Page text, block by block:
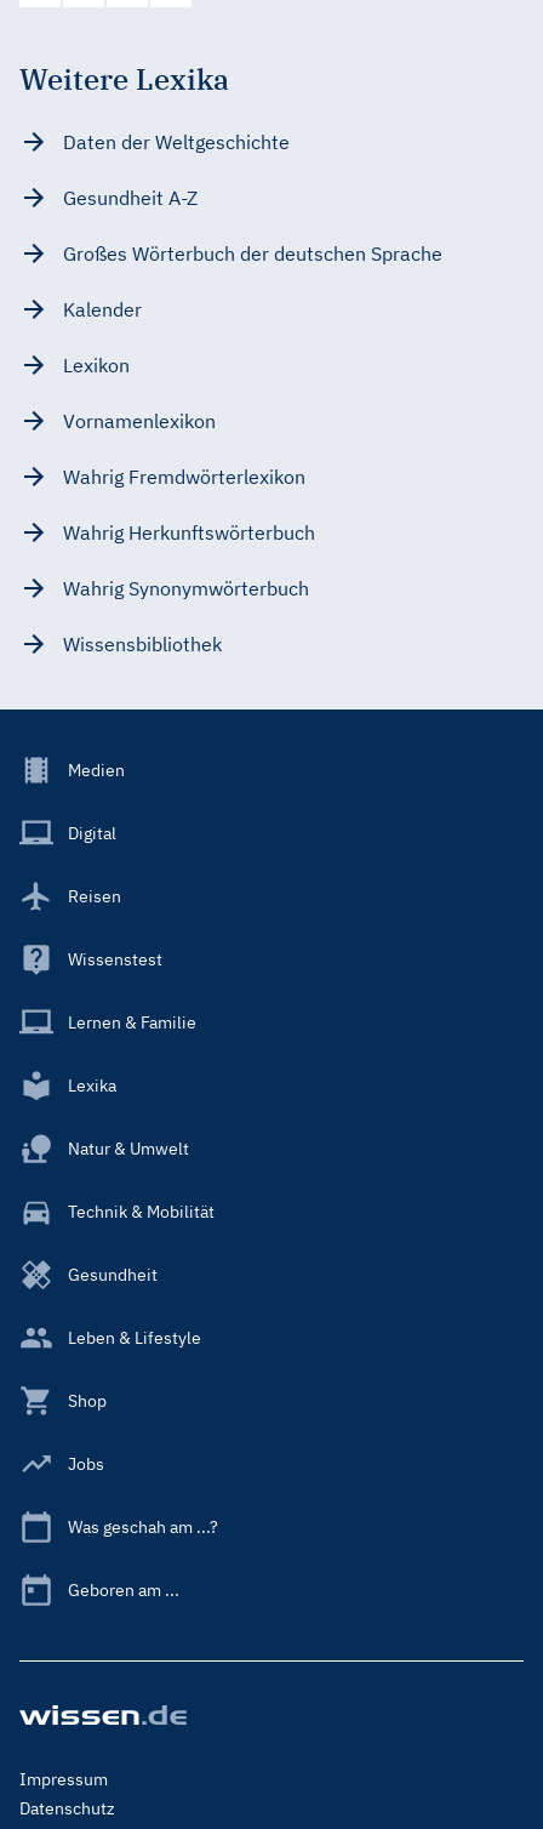
Weitere Lexika
Daten der Weltgeschichte
Gesundheit A-Z
Großes Wörterbuch der deutschen Sprache
Kalender
Lexikon
Vornamenlexikon
Wahrig Fremdwörterlexikon
Wahrig Herkunftswörterbuch
Wahrig Synonymwörterbuch
Wissensbibliothek
Footer
Main
Medien
Digital
Reisen
Wissenstest
Lernen & Familie
Lexika
Natur & Umwelt
Technik & Mobilität
Gesundheit
Leben & Lifestyle
Shop
Jobs
Was geschah am ...?
Geboren am ...
Footer
Menu
Impressum
Datenschutz